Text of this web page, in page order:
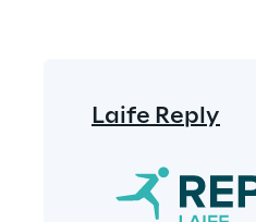
Laife Reply